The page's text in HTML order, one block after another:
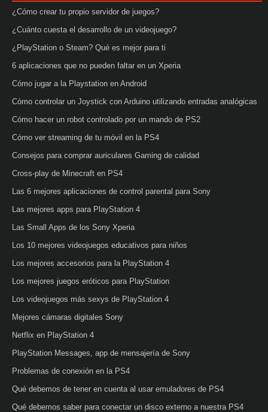
¿Cómo crear tu propio servidor de juegos?
¿Cuánto cuesta el desarrollo de un videojuego?
¿PlayStation o Steam? Qué es mejor para ti
6 aplicaciones que no pueden faltar en un Xperia
Cómo jugar a la Playstation en Android
Cómo controlar un Joystick con Arduino utilizando entradas analógicas
Cómo hacer un robot controlado por un mando de PS2
Cómo ver streaming de tu móvil en la PS4
Consejos para comprar auriculares Gaming de calidad
Cross-play de Minecraft en PS4
Las 6 mejores aplicaciones de control parental para Sony
Las mejores apps para PlayStation 4
Las Small Apps de los Sony Xperia
Los 10 mejores videojuegos educativos para niños
Los mejores accesorios para la PlayStation 4
Los mejores juegos eróticos para PlayStation
Los videojuegos más sexys de PlayStation 4
Mejores cámaras digitales Sony
Netflix en PlayStation 4
PlayStation Messages, app de mensajería de Sony
Problemas de conexión en la PS4
Qué debemos de tener en cuenta al usar emuladores de PS4
Qué debemos saber para conectar un disco externo a nuestra PS4